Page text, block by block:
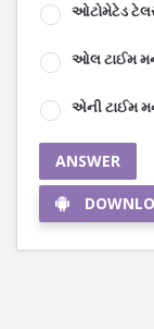
ઓટોમેટેડ
ઓલ ટાઈમ
એની ટાઈમ
ANSWER